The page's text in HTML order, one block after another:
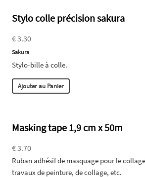
Stylo colle précision sakura
€ 3.30
Sakura
Stylo-bille à colle.
Ajouter au Panier
Masking tape 1,9 cm x 50m
€ 3.70
Ruban adhésif de masquage pour le
travaux de peinture, de collage, etc.